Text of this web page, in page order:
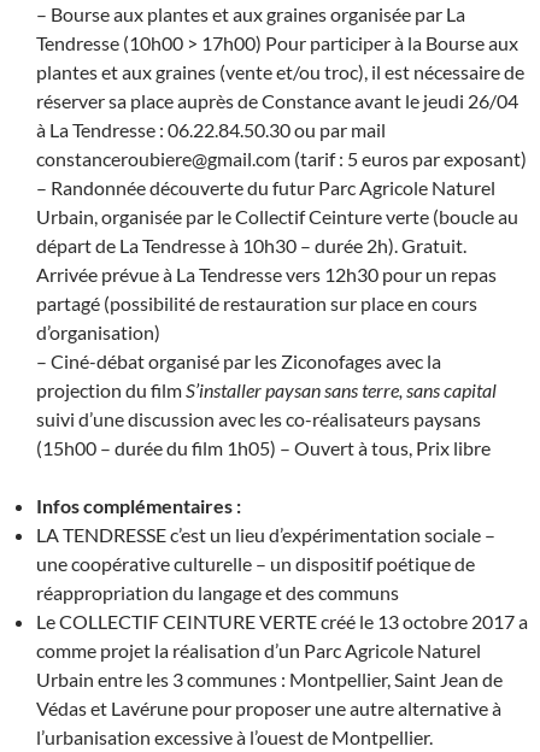
– Bourse aux plantes et aux graines organisée par La
Tendresse (10h00 > 17h00) Pour participer à la Bourse aux
plantes et aux graines (vente et/ou troc), il est nécessaire de
réserver sa place auprès de Constance avant le jeudi 26/04
à La Tendresse : 06.22.84.50.30 ou par mail
constanceroubiere@gmail.com (tarif : 5 euros par exposant)
– Randonnée découverte du futur Parc Agricole Naturel
Urbain, organisée par le Collectif Ceinture verte (boucle au
départ de La Tendresse à 10h30 – durée 2h). Gratuit.
Arrivée prévue à La Tendresse vers 12h30 pour un repas
partagé (possibilité de restauration sur place en cours
d’organisation)
– Ciné-débat organisé par les Ziconofages avec la
projection du film S’installer paysan sansterre, sans capital
suivi d’une discussion avec les co-réalisateurs paysans
(15h00 – durée du film 1h05) – Ouvert à tous, Prix libre
Infos complémentaires :
LA TENDRESSE c’est un lieu d’expérimentation sociale –
une coopérative culturelle – un dispositif poétique de
réappropriation du langage et des communs
Le COLLECTIF CEINTURE VERTE créé le 13 octobre 2017 a
comme projet la réalisation d’un Parc Agricole Naturel
Urbain entre les 3 communes : Montpellier, Saint Jean de
Védas et Lavérune pour proposer une autre alternative à
l’urbanisation excessive à l’ouest de Montpellier.